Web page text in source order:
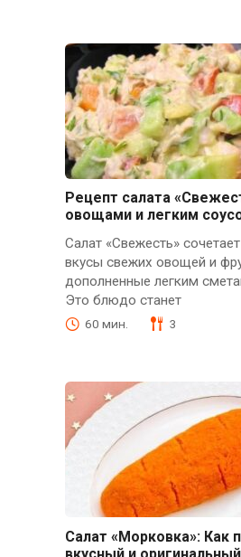
Рецепт салата
овощами и легким
Салат «Свежесть»
вкусы свежих овощей и
дополненные легким
Это блюдо станет
60 мин. 3
Салат «Морковка»: Как
вкусный и